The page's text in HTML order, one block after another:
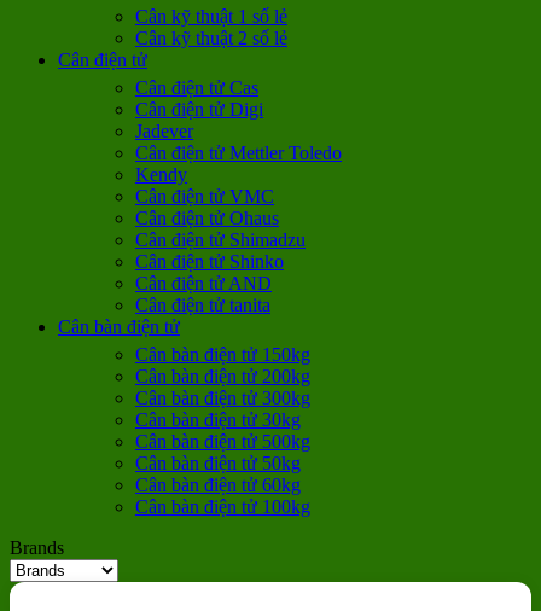
Cân kỹ thuật 1 số lẻ
Cân kỹ thuật 2 số lẻ
Cân điện tử
Cân điện tử Cas
Cân điện tử Digi
Jadever
Cân điện tử Mettler Toledo
Kendy
Cân điện tử VMC
Cân điện tử Ohaus
Cân điện tử Shimadzu
Cân điện tử Shinko
Cân điện tử AND
Cân điện tử tanita
Cân bàn điện tử
Cân bàn điện tử 150kg
Cân bàn điện tử 200kg
Cân bàn điện tử 300kg
Cân bàn điện tử 30kg
Cân bàn điện tử 500kg
Cân bàn điện tử 50kg
Cân bàn điện tử 60kg
Cân bàn điện tử 100kg
Brands